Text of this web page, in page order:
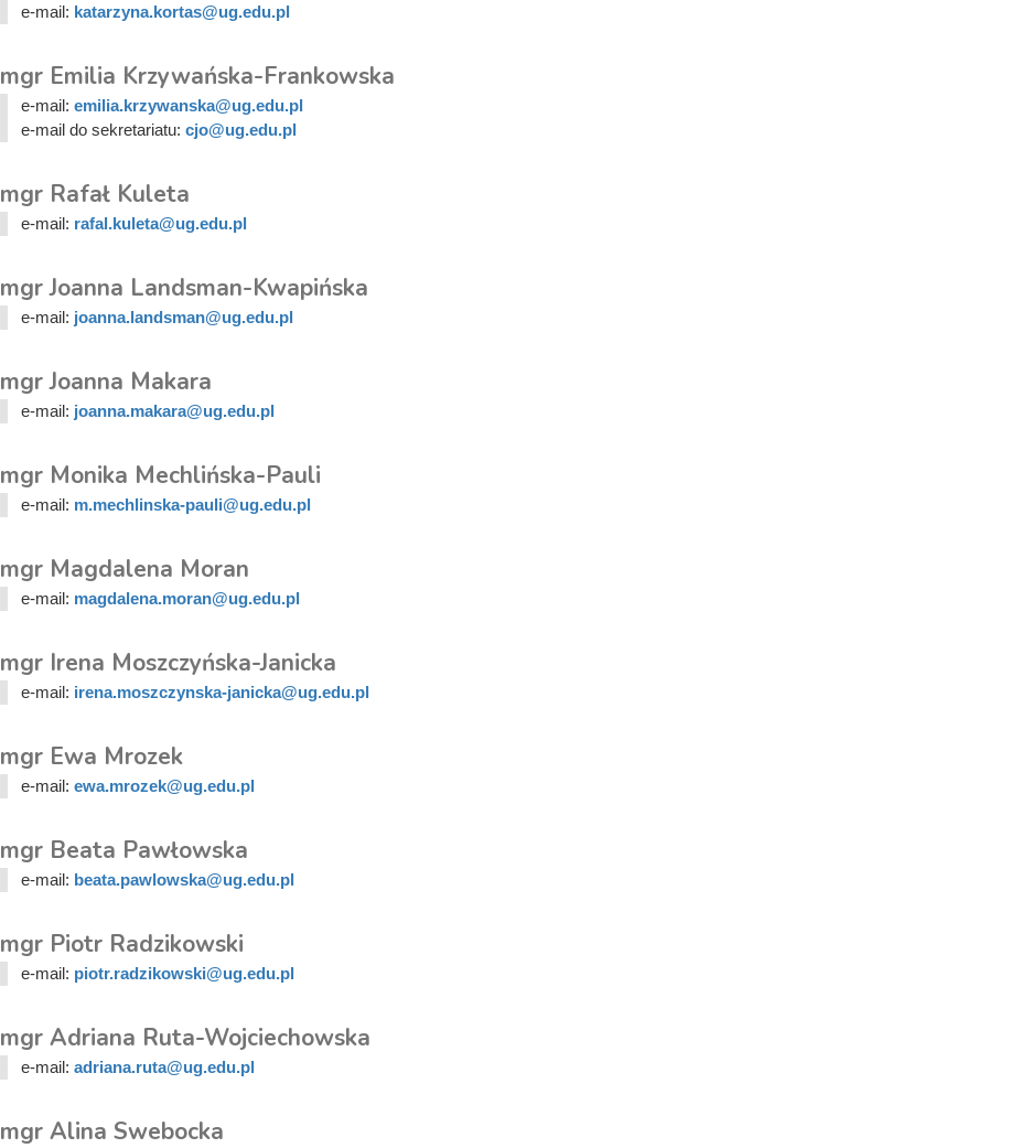
e-mail: katarzyna.kortas@ug.edu.pl
mgr Emilia Krzywańska-Frankowska
e-mail: emilia.krzywanska@ug.edu.pl
e-mail do sekretariatu: cjo@ug.edu.pl
mgr Rafał Kuleta
e-mail: rafal.kuleta@ug.edu.pl
mgr Joanna Landsman-Kwapińska
e-mail: joanna.landsman@ug.edu.pl
mgr Joanna Makara
e-mail: joanna.makara@ug.edu.pl
mgr Monika Mechlińska-Pauli
e-mail: m.mechlinska-pauli@ug.edu.pl
mgr Magdalena Moran
e-mail: magdalena.moran@ug.edu.pl
mgr Irena Moszczyńska-Janicka
e-mail: irena.moszczynska-janicka@ug.edu.pl
mgr Ewa Mrozek
e-mail: ewa.mrozek@ug.edu.pl
mgr Beata Pawłowska
e-mail: beata.pawlowska@ug.edu.pl
mgr Piotr Radzikowski
e-mail: piotr.radzikowski@ug.edu.pl
mgr Adriana Ruta-Wojciechowska
e-mail: adriana.ruta@ug.edu.pl
mgr Alina Swebocka